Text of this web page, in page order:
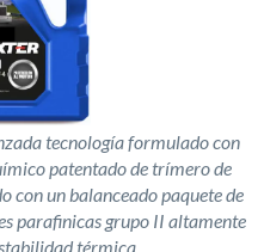
tecnología formulado con
patentado de trímero de
con un balanceado paquete de
parafinicas grupo II altamente
térmica.